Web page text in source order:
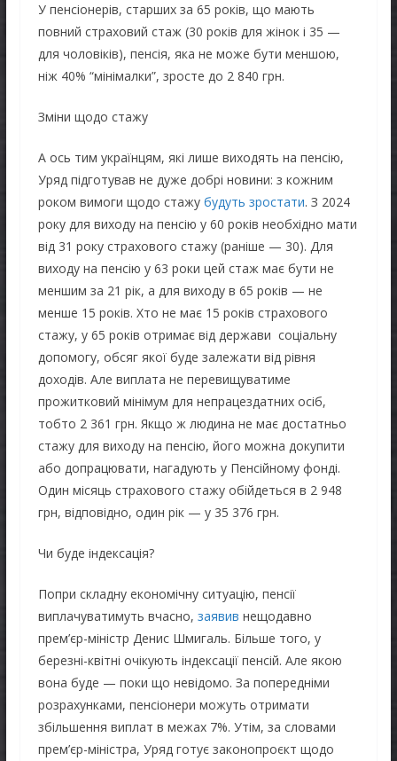
У пенсіонерів, старших за 65 років, що мають
повний страховий стаж (30 років для жінок і 35 —
для чоловіків), пенсія, яка не може бути меншою,
ніж 40% “мінімалки”, зросте до 2 840 грн.
Зміни щодо стажу
А ось тим українцям, які лише виходять на пенсію,
Уряд підготував не дуже добрі новини: з кожним
роком вимоги щодо стажу будуть зростати. З 2024
року для виходу на пенсію у 60 років необхідно мати
від 31 року страхового стажу (раніше — 30). Для
виходу на пенсію у 63 роки цей стаж має бути не
меншим за 21 рік, а для виходу в 65 років — не
менше 15 років. Хто не має 15 років страхового
стажу, у 65 років отримає від держави соціальну
допомогу, обсяг якої буде залежати від рівня
доходів. Але виплата не перевищуватиме
прожитковий мінімум для непрацездатних осіб,
тобто 2 361 грн. Якщо ж людина не має достатньо
стажу для виходу на пенсію, його можна докупити
або допрацювати, нагадують у Пенсійному фонді.
Один місяць страхового стажу обійдеться в 2 948
грн, відповідно, один рік — у 35 376 грн.
Чи буде індексація?
Попри складну економічну ситуацію, пенсії
виплачуватимуть вчасно, заявив нещодавно
прем’єр-міністр Денис Шмигаль. Більше того, у
березні-квітні очікують індексації пенсій. Але якою
вона буде — поки що невідомо. За попередніми
розрахунками, пенсіонери можуть отримати
збільшення виплат в межах 7%. Утім, за словами
прем’єр-міністра, Уряд готує законопроєкт щодо